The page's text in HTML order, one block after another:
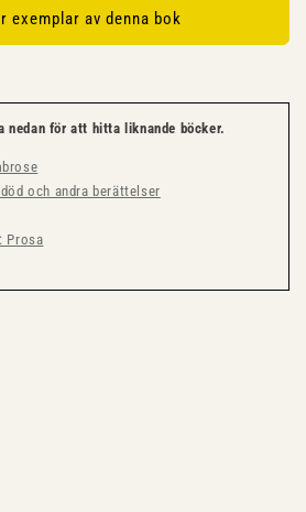
exemplar av denna bok
nedan för att hitta liknande böcker.
och andra berättelser
Prosa